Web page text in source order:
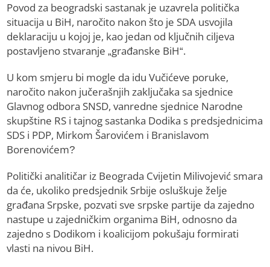
Povod za beogradski sastanak je uzavrela politička
situacija u BiH, naročito nakon što je SDA usvojila
deklaraciju u kojoj je, kao jedan od ključnih ciljeva
postavljeno stvaranje „građanske BiH“.
U kom smjeru bi mogle da idu Vučićeve poruke,
naročito nakon jučerašnjih zaključaka sa sjednice
Glavnog odbora SNSD, vanredne sjednice Narodne
skupštine RS i tajnog sastanka Dodika s predsjednicima
SDS i PDP, Mirkom Šarovićem i Branislavom
Borenovićem?
Politički analitičar iz Beograda Cvijetin Milivojević smara
da će, ukoliko predsjednik Srbije osluškuje želje
građana Srpske, pozvati sve srpske partije da zajedno
nastupe u zajedničkim organima BiH, odnosno da
zajedno s Dodikom i koalicijom pokušaju formirati
vlasti na nivou BiH.